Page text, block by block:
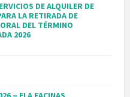
DE ALQUILER DE
LA RETIRADA DE
DEL TÉRMINO
2026